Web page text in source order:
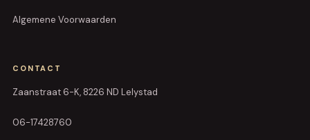
Algemene Voorwaarden
CONTACT
Zaanstraat 6-K, 8226 ND Lelystad
06-17428760